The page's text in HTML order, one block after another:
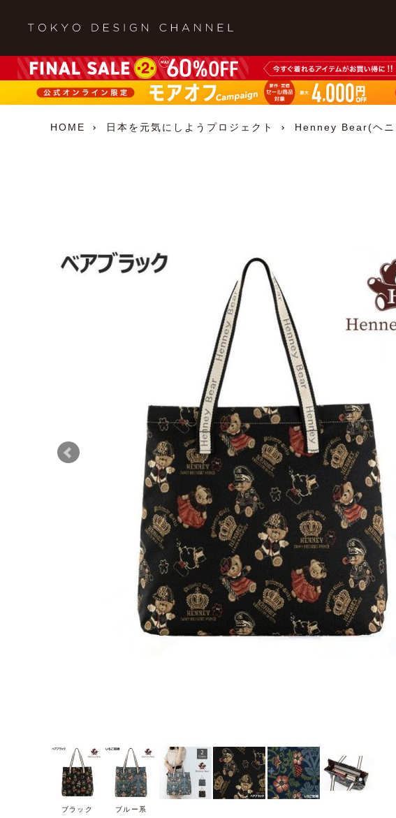
HOME 日本を元気にしようプロジェクト Henney Bear(ヘニ
ブラック ブルー系